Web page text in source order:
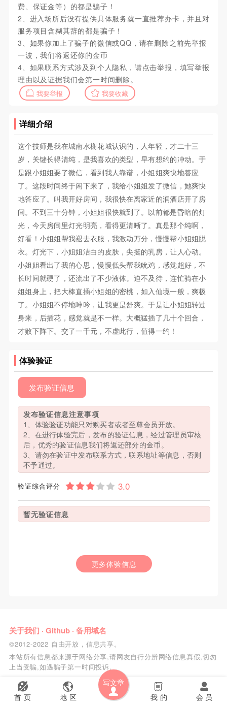
首 页 地 区
写文章
会 员
我 的
费、保证金等）的都是骗子！
2、进入场所后没有提供具体服务就一直推荐办卡，并且对
服务项目含糊其辞的都是骗子！
3、如果你加上了骗子的微信或QQ，请在删除之前先举报
一波，我们将返还你的金币
4、如果联系方式涉及到个人隐私，请点击举报，填写举报
理由以及证据我们会第一时间删除。
我要举报 我要收藏
详细介绍
这个技师是我在城南水榭花城认识的，人年轻，才二十三
岁，关键长得清纯，是我喜欢的类型，早有想约的冲动。于
是跟小姐姐要了微信，看到我人靠谱，小姐姐爽快地答应
了。这段时间终于闲下来了，我给小姐姐发了微信，她爽快
地答应了。叫我开好房间，我很快在离家近的润酒店开了房
间。不到三十分钟，小姐姐很快就到了。以前都是昏暗的灯
光，今天房间里灯光明亮，看得更清晰了。真是那个纯啊，
好看！小姐姐帮我褪去衣服，我激动万分，慢慢帮小姐姐脱
衣。灯光下，小姐姐洁白的皮肤，尖挺的乳房，让人心动。
小姐姐看出了我的心思，慢慢低头帮我吮鸡，感觉超好，不
长时间就硬了，还流出了不少液体。迫不及待，连忙骑在小
姐姐身上，把大棒直插小姐姐的密桃，如入仙境一般，爽极
了。小姐姐不停地呻吟，让我更是舒爽。于是让小姐姐转过
身来，后插花，感觉就是不一样。大概猛插了几十个回合，
才败下阵下。交了一千元，不虚此行，值得一约！
体验验证
发布验证信息
发布验证信息注意事项
1、体验验证功能只对购买者或者至尊会员开放。
2、在进行体验完后，发布的验证信息，经过管理员审核
后，优秀的验证信息我们将返还部分的金币。
3、请勿在验证中发布联系方式，联系地址等信息，否则
不予通过。
验证综合评分
暂无验证信息
更多体验信息
关于我们 · Github· 备用域名
©2012-2022 自由开放，信息共享。
本站所有信息都来源于网络分享,请网友自行分辨网络信息真假,切勿
上当受骗,如遇骗子第一时间投诉.